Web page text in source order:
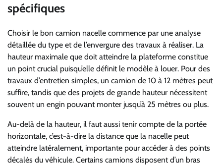
spécifiques
Choisir le bon camion nacelle commence par une analyse
détaillée du type et de l’envergure des travaux à réaliser. La
hauteur maximale que doit atteindre la plateforme constitue
un point crucial puisqu’elle définit le modèle à louer. Pour des
travaux d’entretien simples, un camion de 10 à 12 mètres peut
suffire, tandis que des projets de grande hauteur nécessitent
souvent un engin pouvant monter jusqu’à 25 mètres ou plus.
Au-delà de la hauteur, il faut aussi tenir compte de la portée
horizontale, c’est-à-dire la distance que la nacelle peut
atteindre latéralement, importante pour accéder à des points
décalés du véhicule. Certains camions disposent d’un bras